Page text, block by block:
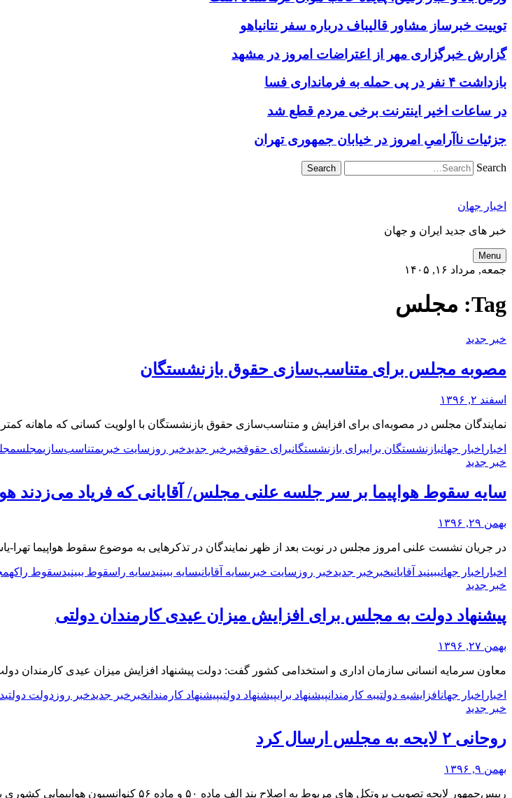
توییت خبرساز مشاور قالیباف درباره سفر نتانیاهو
گزارش خبرگزاری مهر از اعتراضات امروز در مشهد
بازداشت ۴ نفر در پی حمله به فرمانداری فسا
در ساعات اخیر اینترنت برخی مردم قطع شد
جزئیات ناآرامیِ امروز در خیابان جمهوری تهران
Search
اخبار جهان
خبر های جدید ایران و جهان
Menu
جمعه, مرداد ۱۶, ۱۴۰۵
Tag: مجلس
خبر جدید
مصوبه مجلس برای متناسب‌سازی حقوق بازنشستگان
اسفند ۲, ۱۳۹۶
نمایندگان مجلس در مصوبه‌ای برای افزایش و متناسب‌سازی حقوق بازنشستگان با اولویت کسانی که ماهانه کمتر
اخبار اخبار جهانبازنشستگان برایبرای بازنشستگانبرای حقوقخبر خبر جدیدخبر روز سایت خبریمتناسب‌سازیمجلس
خبر جدید
سایه سقوط هواپیما بر سر جلسه علنی مجلس/ آقایانی که فریاد می‌زدند
بهمن ۲۹, ۱۳۹۶
در جریان نشست علنی امروز مجلس در نوبت بعد از ظهر نمایندگان در تذکرهایی به موضوع سقوط هواپیما تهرا-
اخبار اخبار جهانببینید آقایانیخبر خبر جدیدخبر روز سایت خبریسایه آقایانیسایه ببینیدسایه را سقوط ببینیدسقوط را که
خبر جدید
پیشنهاد دولت به مجلس برای افزایش میزان عیدی کارمندان دولتی
بهمن ۲۷, ۱۳۹۶
معاون سرمایه انسانی سازمان اداری و استخدامی کشور گفت: دولت پیشنهاد افزایش میزان عیدی کارمندان
اخبار اخبار جهانافزایشبه دولتیبه کارمندانپیشنهاد برایپیشنهاد دولتیپیشنهاد کارمندانخبر خبر جدیدخبر روز دولت دولتی
خبر جدید
روحانی ۲ لایحه به مجلس ارسال کرد
بهمن ۹, ۱۳۹۶
رییس‌جمهور لایحه تصویب پروتکل های مربوط به اصلاح بند الف ماده ۵۰ و ماده ۵۶ کنوانسیون هواپیمایی کشوری بین المللی را برای طی تشریفات قانونی به مجلس تقدیم کرد.